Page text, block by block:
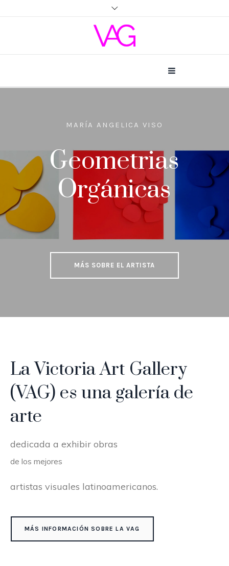
MÁS SOBRE EL ARTISTA
MARÍA ANGELICA VISO
Geometrias
Orgánicas
La Victoria Art Gallery
(VAG) es una galería de
arte
dedicada a exhibir obras
de los mejores
artistas visuales latinoamericanos.
MÁS INFORMACIÓN SOBRE LA VAG